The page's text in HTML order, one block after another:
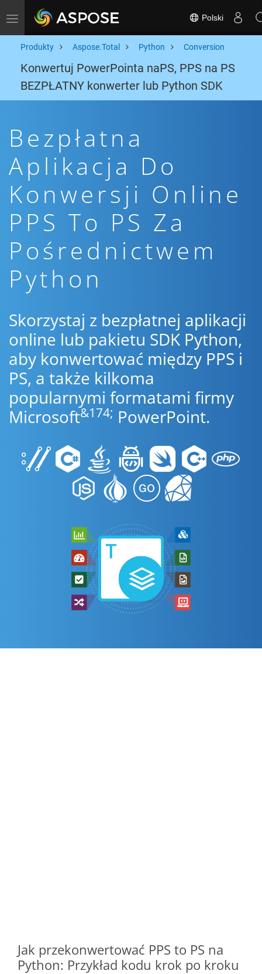
Toggle navigation Polski
Produkty Aspose.Total Python Conversion
Konwertuj PowerPointa naPS, PPS na PS
BEZPŁATNY konwerter lub Python SDK
Bezpłatna
Aplikacja Do
Konwersji Online
PPS To PS Za
Pośrednictwem
Python
Skorzystaj z bezpłatnej aplikacji
online lub pakietu SDK Python,
aby konwertować między PPS i
PS, a także kilkoma
popularnymi formatami firmy
Microsoft&174; PowerPoint.
Jak przekonwertować PPS to PS na
Python: Przykład kodu krok po kroku